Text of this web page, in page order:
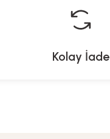
Kolay İade